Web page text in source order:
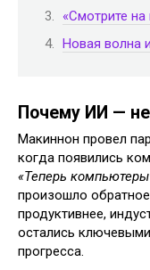
«Смотрите
Новая волна
Почему ИИ —
Макиннон провел
когда появились
«Теперь
произошло
продуктивнее,
остались
прогресса.